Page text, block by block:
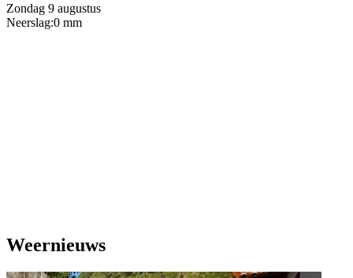
Zondag 9 augustus
Neerslag:0 mm
Weernieuws